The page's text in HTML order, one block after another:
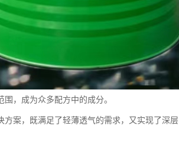
，成为众多配方中的成分。
案，既满足了轻薄透气的需求，又实现了深层